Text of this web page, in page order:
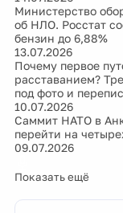
Министерство
об НЛО. Росстат
бензин до 6,88%
13.07.2026
Почему первое
расставанием?
под фото и
10.07.2026
Саммит НАТО в
перейти на
09.07.2026
Показать ещё